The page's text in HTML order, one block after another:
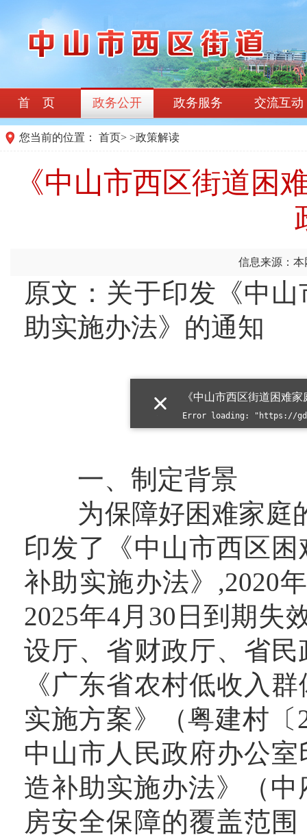
首 页 政务公开 政务服务 交流互动
您当前的位置： 首页> >政策解读
《中山市西区街道困
信息来源：本
原文： 关于印发《中
助实施办法》的通知
一、制定背景
为保障好困难家庭的
印发了《中山市西区
补助实施办法》,2020
2025年4月30日到期失
设厅、省财政厅、省
《广东省农村低收入
实施方案》（粤建村〔
中山市人民政府办公
造补助实施办法》（
房安全保障的覆盖范